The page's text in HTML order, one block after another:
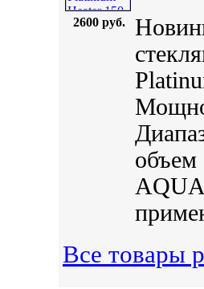
2600 руб.
объем
Все товары